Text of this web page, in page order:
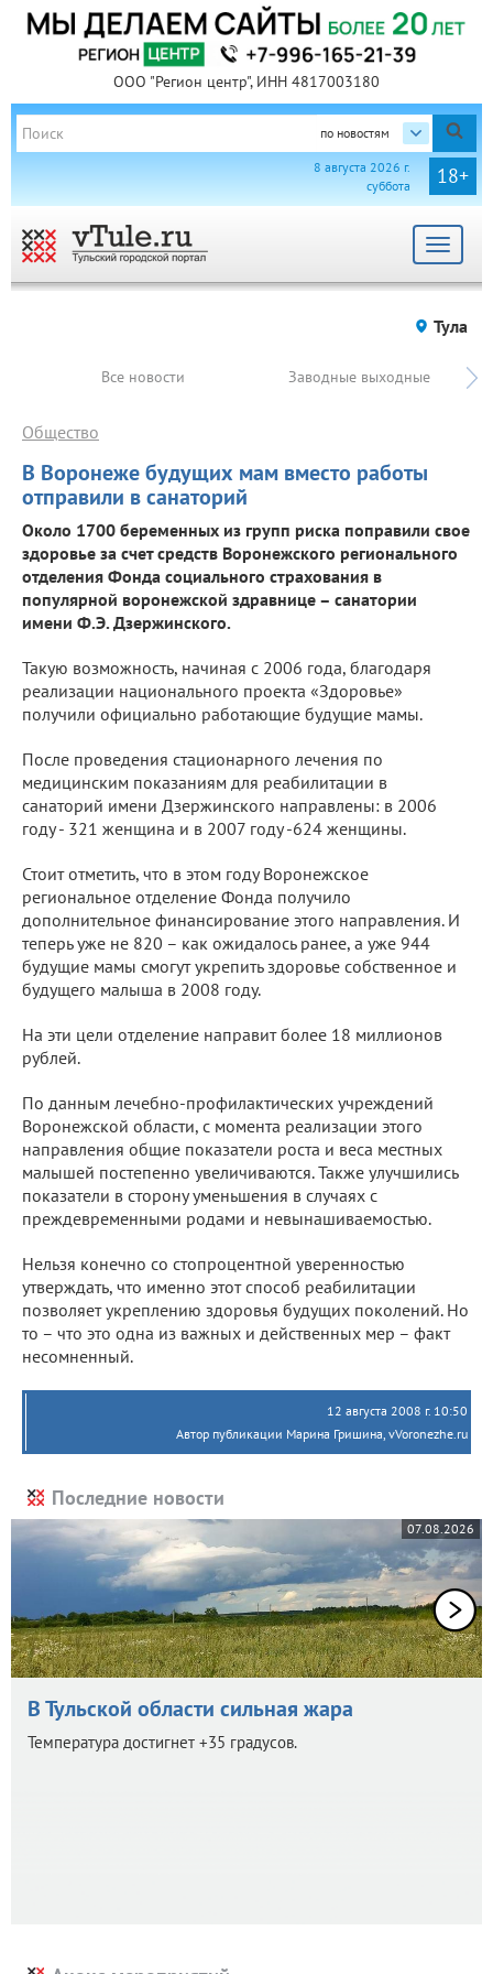
ООО "Регион центр", ИНН 4817003180
по новостям
18+
8 августа 2026 г.
суббота
Toggle
Тула
Все новости Заводные выходные
В Воронеже будущих мам вместо работы
отправили в санаторий
Общество
Около 1700 беременных из групп риска поправили свое
здоровье за счет средств Воронежского регионального
отделения Фонда социального страхования в
популярной воронежской здравнице – санатории
имени Ф.Э. Дзержинского.
Такую возможность, начиная с 2006 года, благодаря
реализации национального проекта «Здоровье»
получили официально работающие будущие мамы.
После проведения стационарного лечения по
медицинским показаниям для реабилитации в
санаторий имени Дзержинского направлены: в 2006
году - 321 женщина и в 2007 году -624 женщины.
Стоит отметить, что в этом году Воронежское
региональное отделение Фонда получило
дополнительное финансирование этого направления. И
теперь уже не 820 – как ожидалось ранее, а уже 944
будущие мамы смогут укрепить здоровье собственное и
будущего малыша в 2008 году.
На эти цели отделение направит более 18 миллионов
рублей.
По данным лечебно-профилактических учреждений
Воронежской области, с момента реализации этого
направления общие показатели роста и веса местных
малышей постепенно увеличиваются. Также улучшились
показатели в сторону уменьшения в случаях с
преждевременными родами и невынашиваемостью.
Нельзя конечно со стопроцентной уверенностью
утверждать, что именно этот способ реабилитации
позволяет укреплению здоровья будущих поколений. Но
то – что это одна из важных и действенных мер – факт
несомненный.
12 августа 2008 г. 10:50
Автор публикации Марина Гришина, vVoronezhe.ru
Последние новости
07.08.2026
В Тульской области сильная жара
Температура достигнет +35 градусов.